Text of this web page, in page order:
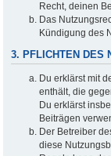
Recht, deinen
Das
Kündigung des
3. PFLICHTEN DES
Du erklärst mit
enthält, die
Du erklärst
Beiträgen
Der Betreiber
diese